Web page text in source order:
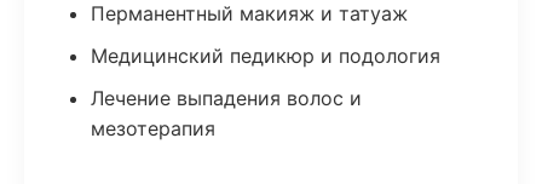
Перманентный макияж и татуаж
Медицинский педикюр и подология
Лечение выпадения волос и
мезотерапия